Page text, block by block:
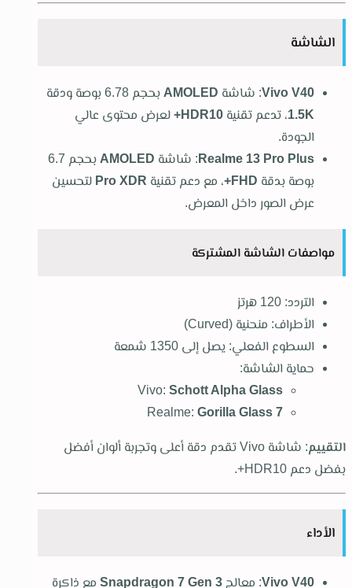
الشاشة
Vivo V40: شاشة AMOLED بحجم 6.78 بوصة ودقة
1.5K، تدعم تقنية HDR10+
لعرض محتوى عالي
الجودة.
Realme 13 Pro Plus : شاشة AMOLED
بحجم 6.7
بوصة بدقة FHD+ ، مع دعم تقنية Pro XDR لتحسين
عرض الصور داخل المعرض.
مواصفات الشاشة المشتركة
التردد: 120 هرتز
الأطراف: منحنية (Curved)
السطوع الفعلي: يصل إلى 1350 شمعة
حماية الشاشة:
Vivo: Schott Alpha Glass
Realme: Gorilla Glass 7
التقييم
: شاشة Vivo تقدم دقة أعلى وتجربة ألوان أفضل
بفضل دعم HDR10+.
الأداء
Vivo V40: معالج Snapdragon 7 Gen 3 مع ذاكرة